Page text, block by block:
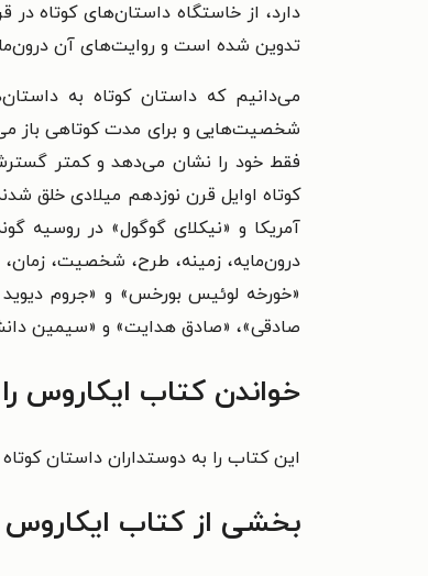
دارد، از خاستگاه داستان‌های کوتاه در قرن ۱۸ تا قرن ۲۰ کشورهای اتریش، سوئیس و آلمان نیز نمونه‌هایی
تدوین شده است و روایت‌های آن
می‌دانیم که داستان کوتاه به
شخصیت‌هایی و برای مدت کوتاهی باز
فقط خود را نشان می‌دهد و کمتر
کوتاه اوایل قرن نوزدهم میلادی خلق
آمریکا و «نیکلای گوگول» در روسیه
درون‌مایه، زمینه، طرح، شخصیت، زمان،
«خورخه لوئیس بورخس» و «جروم دیوید
صادقی»، «صادق هدایت» و «سیمین
خواندن کتاب ایکاروس
این کتاب را به دوستداران داستان
بخشی از کتاب ایکاروس